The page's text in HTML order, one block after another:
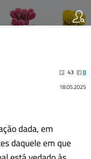
43
0
18.05.2025
dada, em
daquele em que